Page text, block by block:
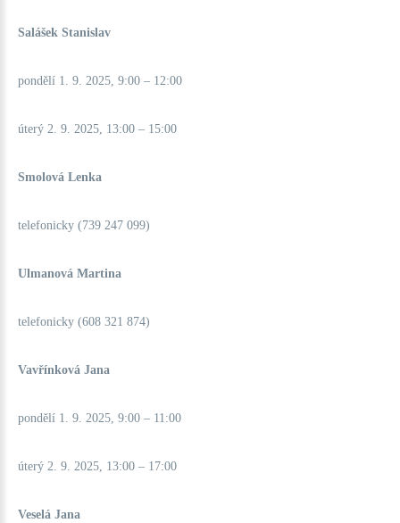
Salášek Stanislav
pondělí 1. 9. 2025, 9:00 – 12:00
úterý 2. 9. 2025, 13:00 – 15:00
Smolová Lenka
telefonicky (739 247 099)
Ulmanová Martina
telefonicky (608 321 874)
Vavřínková Jana
pondělí 1. 9. 2025, 9:00 – 11:00
úterý 2. 9. 2025, 13:00 – 17:00
Veselá Jana